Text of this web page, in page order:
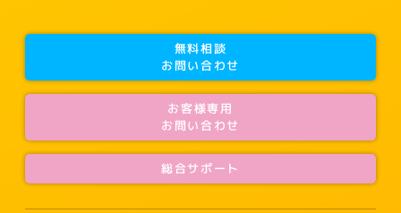
無料相談
お問い合わせ
お客様専用
お問い合わせ
総合サポート